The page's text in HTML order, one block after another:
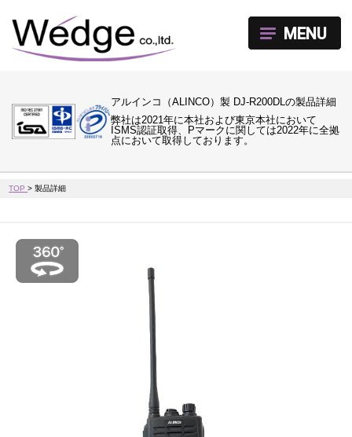
アルインコ（ALINCO）製 DJ-R200DLの製品詳細
弊社は2021年に本社および東京本社において
ISMS認証取得、Pマークに関しては2022年に全拠
点において取得しております。
MENU
TOP>製品詳細